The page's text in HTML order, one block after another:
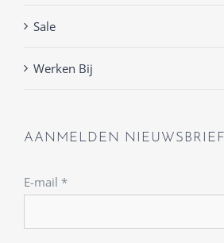
Sale
Werken Bij
AANMELDEN NIEUWSBRIEF
E-mail *